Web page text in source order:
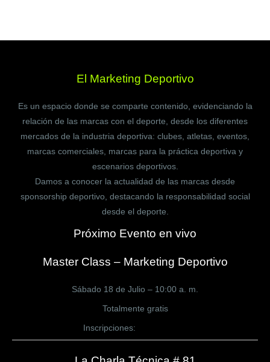
El Marketing Deportivo
Es un espacio donde se comparte contenido, evidenciando la
relación de las marcas con el deporte, desde los diferentes
mercados de la industria deportiva: clubes, atletas, eventos,
marcas comerciales, marcas para la práctica deportiva y
escenarios deportivos.
Damos a conocer la actualidad de las marcas desde
sponsorship deportivo, destacando la responsabilidad social
desde el deporte.
Próximo Evento en vivo
Master Class – Marketing Deportivo
Sábado 18 de Julio – 10:00 a. m.
Totalmente gratis
Inscripciones: